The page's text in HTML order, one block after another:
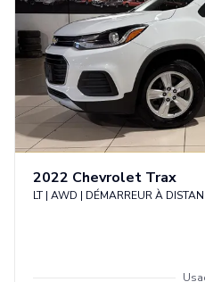
2022 Chevrolet Trax
LT | AWD | DÉMARREUR À